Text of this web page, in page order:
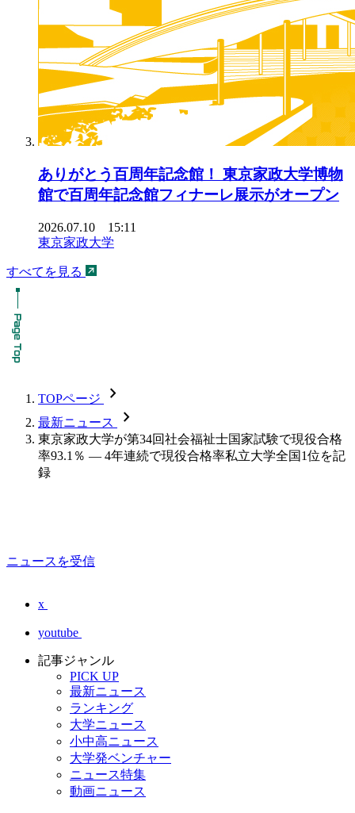
ありがとう百周年記念館！ 東京家政大学博物
館で百周年記念館フィナーレ展示がオープン
2026.07.10 15:11
東京家政大学
すべてを見る
TOPページ chevron_forward
最新ニュース chevron_forward
東京家政大学が第34回社会福祉士国家試験で現役合格
率93.1％ — 4年連続で現役合格率私立大学全国1位を記
録
ニュースを受信
x
youtube
記事ジャンル
PICK UP
最新ニュース
ランキング
大学ニュース
小中高ニュース
大学発ベンチャー
ニュース特集
動画ニュース